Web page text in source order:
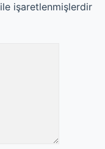
ile işaretlenmişlerdir